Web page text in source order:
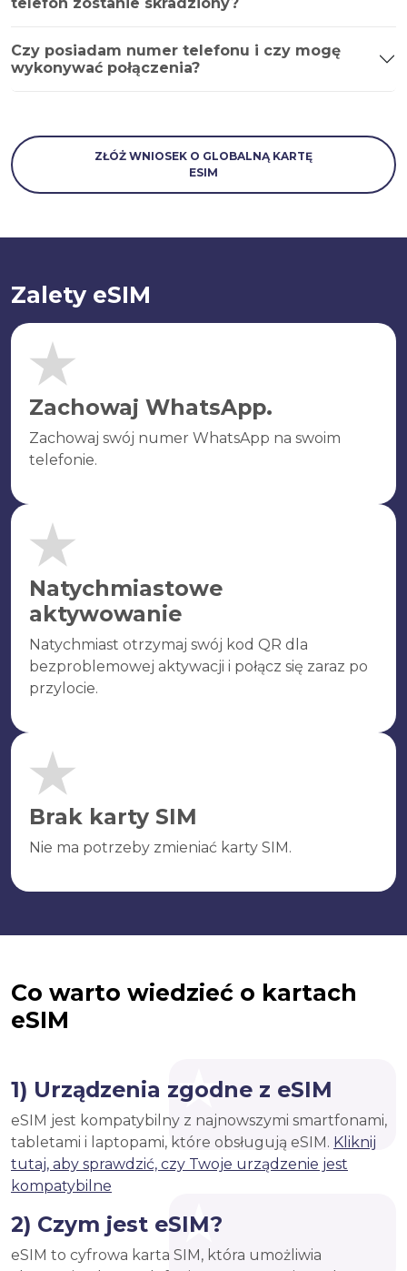
Czy posiadam numer telefonu i czy mogę
wykonywać połączenia?
ZŁÓŻ WNIOSEK O GLOBALNĄ KARTĘ
ESIM
Zalety eSIM
Zachowaj WhatsApp.
Zachowaj swój numer WhatsApp na swoim
telefonie.
Natychmiastowe
aktywowanie
Natychmiast otrzymaj swój kod QR dla
bezproblemowej aktywacji i połącz się zaraz po
przylocie.
Brak karty SIM
Nie ma potrzeby zmieniać karty SIM.
Co warto wiedzieć o kartach
eSIM
1) Urządzenia zgodne z eSIM
eSIM jest kompatybilny z najnowszymi smartfonami,
tabletami i laptopami, które obsługują eSIM. Kliknij
tutaj, aby sprawdzić, czy Twoje urządzenie jest
kompatybilne
2) Czym jest eSIM?
eSIM to cyfrowa karta SIM, która umożliwia